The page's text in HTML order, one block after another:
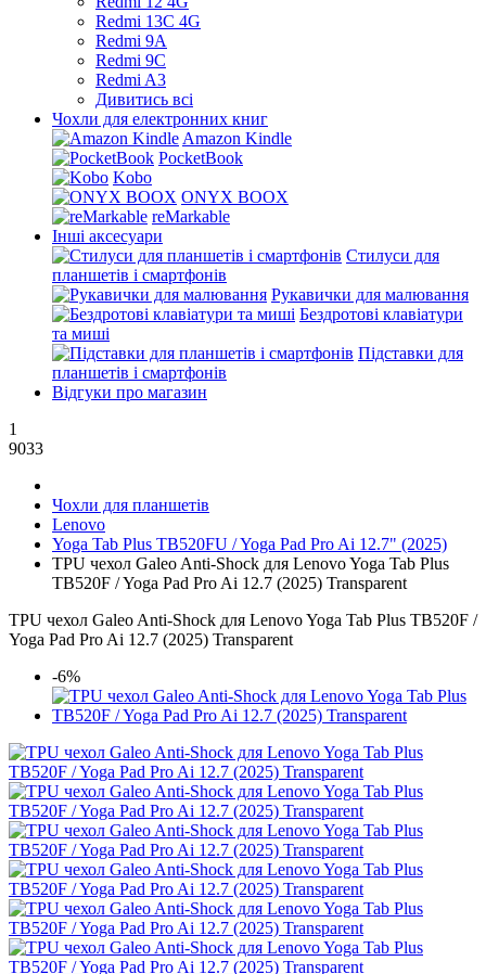
Redmi 13C 4G
Redmi 9A
Redmi 9C
Redmi A3
Дивитись всі
Чохли для електронних книг
Amazon Kindle
PocketBook
Kobo
ONYX BOOX
reMarkable
Інші аксесуари
Стилуси для
планшетів і смартфонів
Рукавички для малювання
Бездротові клавіатури
та миші
Підставки для
планшетів і смартфонів
Відгуки про магазин
1
9033
Чохли для планшетів
Lenovo
Yoga Tab Plus TB520FU / Yoga Pad Pro Ai 12.7" (2025)
TPU чехол Galeo Anti-Shock для Lenovo Yoga Tab Plus
TB520F / Yoga Pad Pro Ai 12.7 (2025) Transparent
TPU чехол Galeo Anti-Shock для Lenovo Yoga Tab Plus TB520F /
Yoga Pad Pro Ai 12.7 (2025) Transparent
-6%